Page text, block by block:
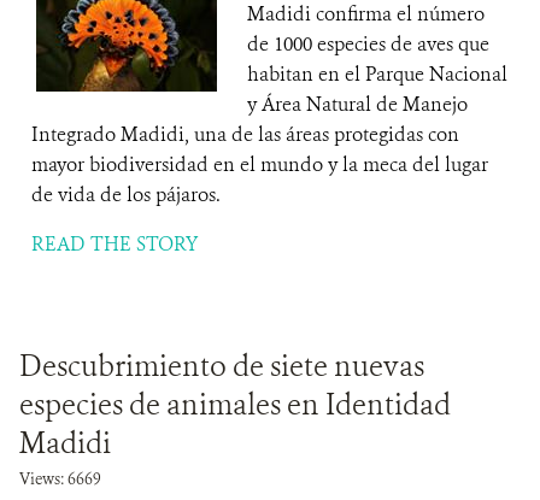
Madidi confirma el número
de 1000 especies de aves que
habitan en el Parque Nacional
y Área Natural de Manejo
Integrado Madidi, una de las áreas protegidas con
mayor biodiversidad en el mundo y la meca del lugar
de vida de los pájaros.
READ THE STORY
Descubrimiento de siete nuevas
especies de animales en Identidad
Madidi
Views: 6669